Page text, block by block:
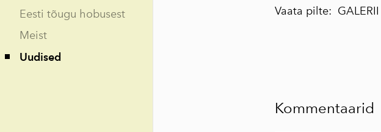
Eesti tõugu hobusest
Meist
Uudised
Vaata pilte:
Kommentaarid